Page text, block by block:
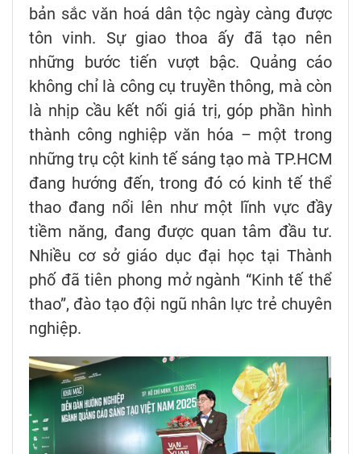
bản sắc văn hoá dân tộc ngày càng được
tôn vinh. Sự giao thoa ấy đã tạo nên
những bước tiến vượt bậc. Quảng cáo
không chỉ là công cụ truyền thông, mà còn
là nhịp cầu kết nối giá trị, góp phần hình
thành công nghiệp văn hóa – một trong
những trụ cột kinh tế sáng tạo mà TP.HCM
đang hướng đến, trong đó có kinh tế thể
thao đang nổi lên như một lĩnh vực đầy
tiềm năng, đang được quan tâm đầu tư.
Nhiều cơ sở giáo dục đại học tại Thành
phố đã tiên phong mở ngành “Kinh tế thể
thao”, đào tạo đội ngũ nhân lực trẻ chuyên
nghiệp.